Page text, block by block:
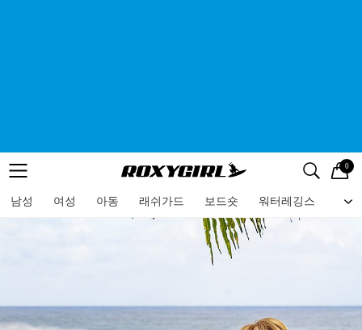
메뉴 검색
로고 0
남성 여성 아동 래쉬가드 보드숏 워터레깅스 비
메뉴